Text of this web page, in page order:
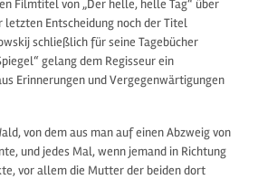
Filmtitel von „Der helle, helle Tag“ über
letzten Entscheidung noch der Titel
schließlich für seine Tagebücher
gelang dem Regisseur ein
Erinnerungen und Vergegenwärtigungen
von dem aus man auf einen Abzweig von
und jedes Mal, wenn jemand in Richtung
vor allem die Mutter der beiden dort